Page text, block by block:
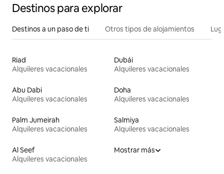
Destinos para explorar
Destinos a un paso de ti Otros tipos de alojamientos
Riad
Alquileres vacacionales
Dubái
Alquileres vacacionales
Abu Dabi
Alquileres vacacionales
Doha
Alquileres vacacionales
Palm Jumeirah
Alquileres vacacionales
Salmiya
Alquileres vacacionales
Al Seef
Alquileres vacacionales
Mostrar más